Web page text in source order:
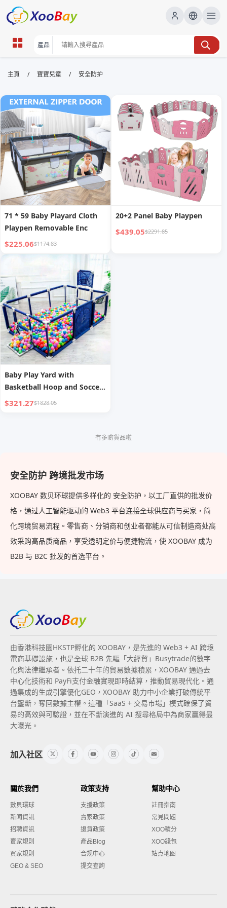
安全防护 | XOOBAY B2B/B2C
網絡安全,資料保護,網站防護, wholesale 安全防护,
XOOBAY
全面提升網絡與資料防護要點實用建議與實作
主頁 / 寶寶兒童 / 安全防护
71 * 59 Baby Playard Cloth
Playpen Removable Enc
$225.06$1174.83
20+2 Panel Baby Playpen
$439.05$2291.85
Baby Play Yard with
Basketball Hoop and Soccer
Goa
$321.27$1828.05
冇多啲貨品啦
安全防护 跨境批发市场
XOOBAY 数贝环球提供多样化的 安全防护，以工厂直供的批发价
格，通过人工智能驱动的 Web3 平台连接全球供应商与买家，简
化跨境贸易流程。零售商、分销商和创业者都能从可信制造商处高
效采购高品质商品，享受透明定价与便捷物流，使 XOOBAY 成为
B2B 与 B2C 批发的首选平台。
由香港科技園HKSTP孵化的 XOOBAY，是先進的 Web3 + AI 跨境
電商基礎設施，也是全球 B2B 先驅「大經貿」Busytrade的數字
化與法律繼承者。依托二十年的貿易數據積累，XOOBAY 通過去
中心化技術和 PayFi支付金融實現即時結算，推動貿易現代化。通
過集成的生成引擎優化GEO，XOOBAY 助力中小企業打破傳統平
台壟斷，奪回數據主權。這種「SaaS + 交易市場」模式確保了貿
易的高效與可驗證，並在不斷演進的 AI 搜尋格局中為商家贏得最
大曝光。
加入社区
關於我們
數貝環球
新闻資訊
招聘資訊
賣家規則
買家規則
GEO & SEO
政策支持
支援政策
賣家政策
退貨政策
產品Blog
合规中心
提交查詢
幫助中心
註冊指南
常見問題
XOO積分
XOO錢包
站点地图